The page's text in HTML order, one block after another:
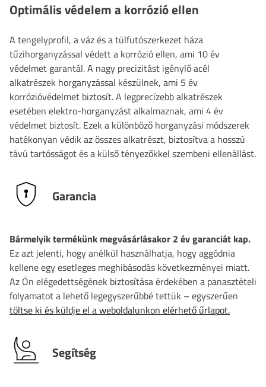
Optimális védelem a korrózió ellen
A tengelyprofil, a váz és a túlfutószerkezet háza
tűzihorganyzással védett a korrózió ellen, ami 10 év
védelmet garantál. A nagy precizitást igénylő acél
alkatrészek horganyzással készülnek, ami 5 év
korrózióvédelmet biztosít. A legprecízebb alkatrészek
esetében elektro-horganyzást alkalmaznak, ami 4 év
védelmet biztosít. Ezek a különböző horganyzási módszerek
hatékonyan védik az összes alkatrészt, biztosítva a hosszú
távú tartósságot és a külső tényezőkkel szembeni ellenállást.
Garancia
Bármelyik termékünk megvásárlásakor 2 év garanciát kap.
Ez azt jelenti, hogy anélkül használhatja, hogy aggódnia
kellene egy esetleges meghibásodás következményei miatt.
Az Ön elégedettségének biztosítása érdekében a panasztételi
folyamatot a lehető legegyszerűbbé tettük – egyszerűen
töltse ki és küldje el a weboldalunkon elérhető űrlapot.
Segítség